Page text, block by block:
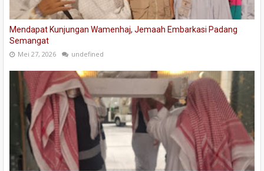
Mendapat Kunjungan Wamenhaj, Jemaah Embarkasi Padang
Semangat
Mei 27, 2026 undefined